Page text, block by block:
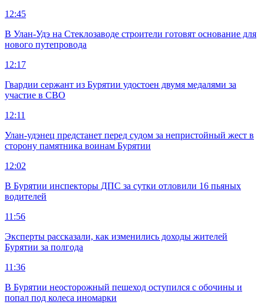
12:45
В Улан-Удэ на Стеклозаводе строители готовят основание для
нового путепровода
12:17
Гвардии сержант из Бурятии удостоен двумя медалями за
участие в СВО
12:11
Улан-удэнец предстанет перед судом за непристойный жест в
сторону памятника воинам Бурятии
12:02
В Бурятии инспекторы ДПС за сутки отловили 16 пьяных
водителей
11:56
Эксперты рассказали, как изменились доходы жителей
Бурятии за полгода
11:36
В Бурятии неосторожный пешеход оступился с обочины и
попал под колеса иномарки